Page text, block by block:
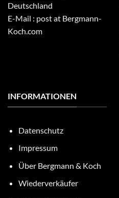
Deutschland
E-Mail : post at Bergmann-
Koch.com
INFORMATIONEN
Datenschutz
Impressum
Über Bergmann & Koch
Wiederverkäufer